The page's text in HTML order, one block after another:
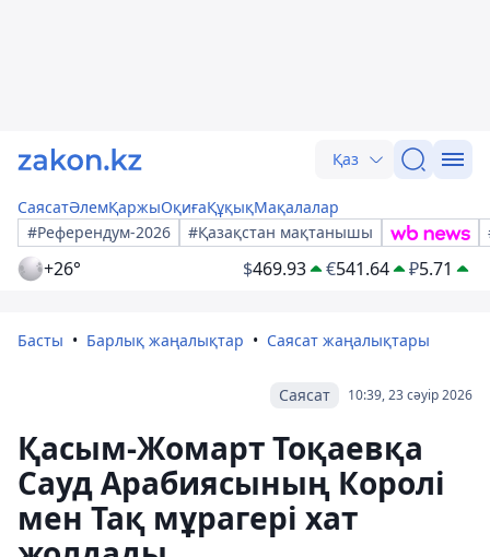
Қаз
СаясатӘлемҚаржыОқиғаҚұқықМақалалар
#Референдум-2026
#Қазақстан мақтанышы
+26° $469.93 €541.64 ₽5.71
Басты Барлық жаңалықтар Саясат жаңалықтары
10:39, 23 сәуір 2026
Саясат
Қасым-Жомарт Тоқаевқа
Сауд Арабиясының Королі
мен Тақ мұрагері хат